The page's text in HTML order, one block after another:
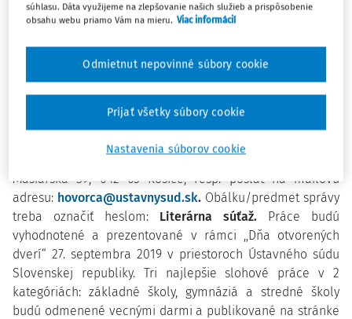
Literárna súťaž
Rozsah: 2 normostrany, resp. 7 000 znakov vrátane
medzier. Text musí byť označený menom a priezviskom
autora/autorky a adresou školy. Súťažné práce treba
zaslať poštou alebo doniesť osobne do podateľne
Ústavného súdu Slovenskej republiky (Mäsiarska 59,
najneskôr do 15. septembra 2019
Kancelária Ústavného súdu Slovenskej republiky,
Mäsiarska 59, 042 65 Košice, resp. poslať na mailovú
adresu: hovorca@ustavnysud.sk. Obálku/predmet správy
treba označiť heslom: Literárna súťaž. Práce budú
vyhodnotené a prezentované v rámci ,,Dňa otvorených
dverí“ 27. septembra 2019 v priestoroch Ústavného súdu
Slovenskej republiky. Tri najlepšie slohové práce v 2
kategóriách: základné školy, gymnáziá a stredné školy
budú odmenené vecnými darmi a publikované na stránke
súhlasu. Dáta využijeme na zlepšovanie našich služieb a prispôsobenie
obsahu webu priamo Vám na mieru. Viac informácií
Nastavenia súborov cookie
Odmietnut nepovinné súbory cookie
Prijať všetky súbory cookie